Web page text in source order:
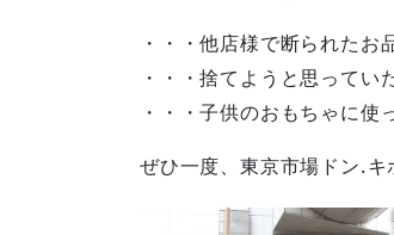
・・・他店様で断られたお
・・・捨てようと思ってい
・・・子供のおもちゃに使
ぜひ一度、東京市場ドン.キ